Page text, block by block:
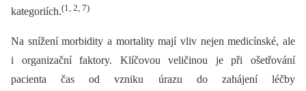
kategoriích.(1, 2, 7)
Na snížení morbidity a mortality mají vliv nejen medicínské, ale
i organizační faktory. Klíčovou veličinou je při ošetřování
pacienta čas od vzniku úrazu do zahájení léčby